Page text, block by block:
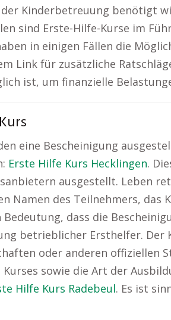
Kinderbetreuung benötigt
sind Erste-Hilfe-Kurse im
in einigen Fällen die
Link für zusätzliche
ist, um finanzielle
eine Bescheinigung
Erste Hilfe Kurs Hecklingen.
ausgestellt. Leben
Namen des Teilnehmers,
dass die
betrieblicher Ersthelfer. Der
oder anderen offiziellen
sowie die Art der
Hilfe Kurs Radebeul. Es ist